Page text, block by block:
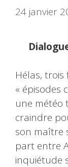
24 janvier
Hélas,
« épisodes
une météo
craindre
son maître
part entre
inquiétude